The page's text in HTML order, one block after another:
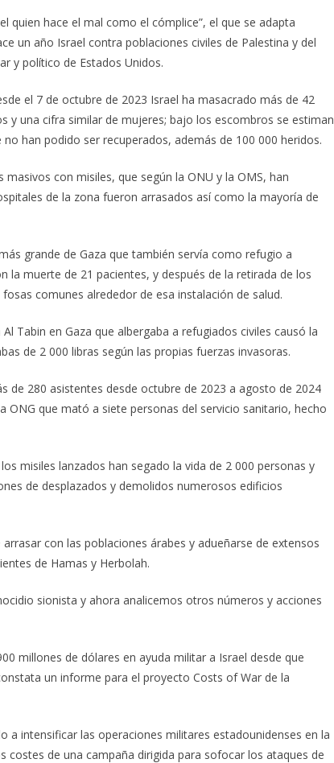
quien hace el mal como el cómplice”, el que se adapta
un año Israel contra poblaciones civiles de Palestina y del
y político de Estados Unidos.
el 7 de octubre de 2023 Israel ha masacrado más de 42
y una cifra similar de mujeres; bajo los escombros se estiman
han podido ser recuperados, además de 100 000 heridos.
con misiles, que según la ONU y la OMS, han
de la zona fueron arrasados así como la mayoría de
grande de Gaza que también servía como refugio a
la muerte de 21 pacientes, y después de la retirada de los
comunes alrededor de esa instalación de salud.
Tabin en Gaza que albergaba a refugiados civiles causó la
de 2 000 libras según las propias fuerzas invasoras.
de 280 asistentes desde octubre de 2023 a agosto de 2024
ONG que mató a siete personas del servicio sanitario, hecho
misiles lanzados han segado la vida de 2 000 personas y
de desplazados y demolidos numerosos edificios
con las poblaciones árabes y adueñarse de extensos
de Hamas y Herbolah.
sionista y ahora analicemos otros números y acciones
millones de dólares en ayuda militar a Israel desde que
un informe para el proyecto Costs of War de la
a intensificar las operaciones militares estadounidenses en la
costes de una campaña dirigida para sofocar los ataques de